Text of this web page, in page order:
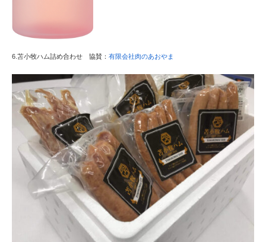
6.苫小牧ハム詰め合わせ 協賛： 有限会社肉のあおやま